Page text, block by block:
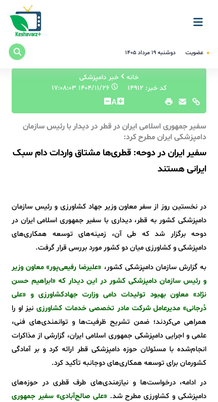
عضویت دوشنبه ۱۹ مرداد ۱۴۰۵
خانه
خبر دامپزشکی
کد خبر: 14912
A
سفیر جمهوری اسلامی ایران در قطر در دیدار با رئیس سازمان
دامپزشکی ایران مطرح کرد:
سفیر ایران در دوحه: قطری‌ها مشتاق واردات دام سبک
ایرانی هستند
در نخستین روز از سفر معاون وزیر جهاد کشاورزی و رئیس سازمان
دامپزشکی کشور به قطر، دیداری با سفیر جمهوری اسلامی ایران در
دوحه برگزار شد که طی آن، زمینه‌های توسعه همکاری‌های
دامپزشکی و کشاورزی میان دو کشور مورد بررسی قرار گرفت.
به گزارش سازمان دامپزشکی کشور، «علیرضا رفیعی‌پور» معاون وزیر
و رئیس سازمان دامپزشکی کشور در این دیدار که «ابراهیم حسن
نژاد» معاون بهبود تولیدات دامی وزارت جهادکشاورزی و «علی
دُرجانی» مدیرعامل شرکت مادر تخصصی خدمات کشاورزی نیز او را
همراهی می‌کردند؛ ضمن تشریح ظرفیت‌ها و توانمندی‌های فنی،
علمی و اجرایی دامپزشکی جمهوری اسلامی ایران، گزارشی از مذاکرات
انجام‌شده با مسئولان حوزه دامپزشکی قطر ارائه کرد و بر آمادگی
کشورمان برای توسعه همکاری‌های دوجانبه تأکید کرد.
در ادامه، درخواست‌ها و نیازمندی‌های طرف قطری در حوزه‌های
دامپزشکی و کشاورزی مطرح شد.«علی صالح‌آبادی» سفیر جمهوری